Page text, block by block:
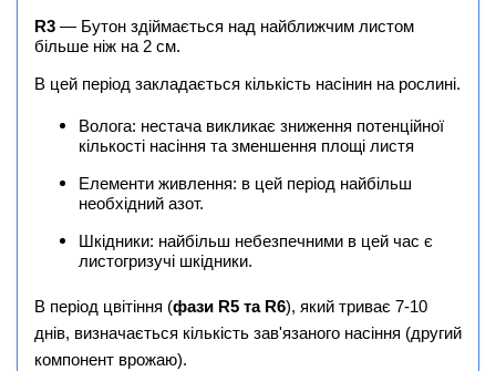
R3 — Бутон здіймається над найближчим листом
більше ніж на 2 см.
В цей період закладається кількість насінин на рослині.
Волога: нестача викликає зниження потенційної
кількості насіння та зменшення площі листя
Елементи живлення: в цей період найбільш
необхідний азот.
Шкідники: найбільш небезпечними в цей час є
листогризучі шкідники.
В період цвітіння (фази R5 та R6), який триває 7-10
днів, визначається кількість зав'язаного насіння (другий
компонент врожаю).